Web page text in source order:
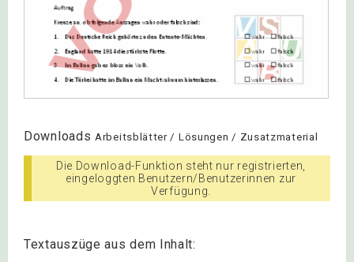
Downloads Arbeitsblätter / Lösungen / Zusatzmaterial
Die Download-Funktion steht nur registrierten,
eingeloggten Benutzern/Benutzerinnen zur
Verfügung.
Textauszüge aus dem Inhalt: